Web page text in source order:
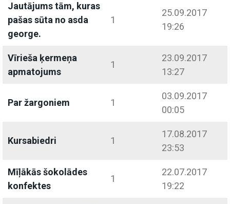
Jautājums tām, kuras
pašas sūta no asda
george.
1
25.09.2017
19:26
Vīrieša ķermeņa
apmatojums
1
23.09.2017
13:27
Par žargoniem 1
03.09.2017
00:05
Kursabiedri 1
17.08.2017
23:53
Mīļākās šokolādes
konfektes
1
22.07.2017
19:22